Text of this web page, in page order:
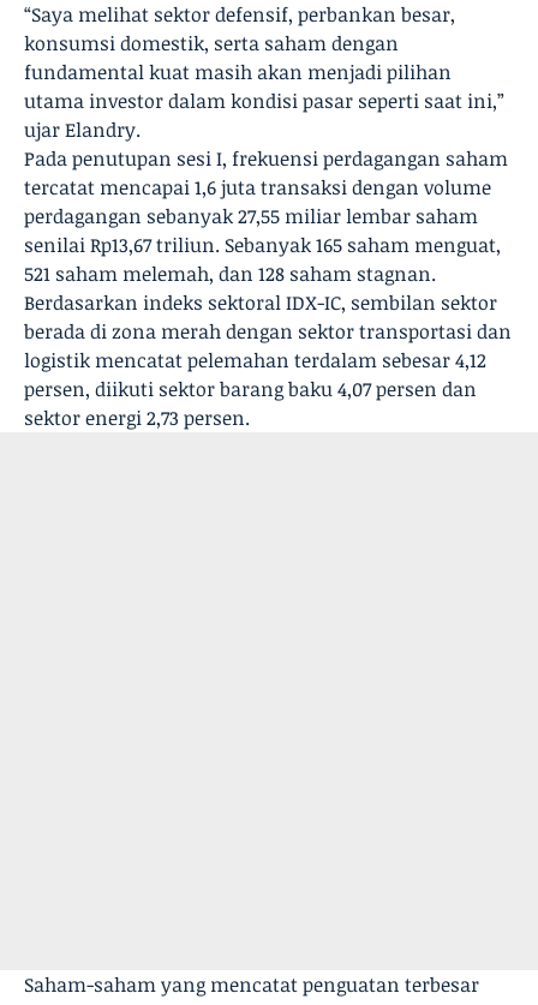
“Saya melihat sektor defensif, perbankan besar,
konsumsi domestik, serta saham dengan
fundamental kuat masih akan menjadi pilihan
utama investor dalam kondisi pasar seperti saat ini,”
ujar Elandry.
Pada penutupan sesi I, frekuensi perdagangan saham
tercatat mencapai 1,6 juta transaksi dengan volume
perdagangan sebanyak 27,55 miliar lembar saham
senilai Rp13,67 triliun. Sebanyak 165 saham menguat,
521 saham melemah, dan 128 saham stagnan.
Berdasarkan indeks sektoral IDX-IC, sembilan sektor
berada di zona merah dengan sektor transportasi dan
logistik mencatat pelemahan terdalam sebesar 4,12
persen, diikuti sektor barang baku 4,07 persen dan
sektor energi 2,73 persen.
Saham-saham yang mencatat penguatan terbesar